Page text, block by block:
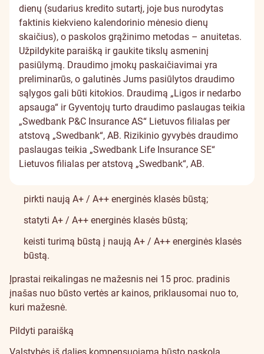
dienų (sudarius kredito sutartį, joje bus nurodytas
faktinis kiekvieno kalendorinio mėnesio dienų
skaičius), o paskolos grąžinimo metodas – anuitetas.
Užpildykite paraišką ir gaukite tikslų asmeninį
pasiūlymą. Draudimo įmokų paskaičiavimai yra
preliminarūs, o galutinės Jums pasiūlytos draudimo
sąlygos gali būti kitokios. Draudimą „Ligos ir nedarbo
apsauga“ ir Gyventojų turto draudimo paslaugas teikia
„Swedbank P&C Insurance AS“ Lietuvos filialas per
atstovą „Swedbank“, AB. Rizikinio gyvybės draudimo
paslaugas teikia „Swedbank Life Insurance SE“
Lietuvos filialas per atstovą „Swedbank“, AB.
pirkti naują A+ / A++ energinės klasės būstą;
statyti A+ / A++ energinės klasės būstą;
keisti turimą būstą į naują A+ / A++ energinės klasės
būstą.
Įprastai reikalingas ne mažesnis nei 15 proc. pradinis
įnašas nuo būsto vertės ar kainos, priklausomai nuo to,
kuri mažesnė.
Pildyti paraišką